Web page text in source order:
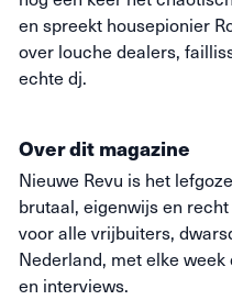
en spreekt housepionier
over louche dealers,
echte dj.
Over dit magazine
Nieuwe Revu is het
brutaal, eigenwijs en
voor alle vrijbuiters,
Nederland, met elke
en interviews.